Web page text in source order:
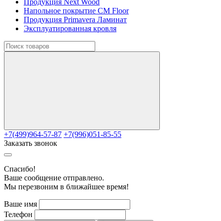
Продукция Next Wood
Напольное покрытие CM Floor
Продукция Primavera Ламинат
Эксплуатированная кровля
+7(499)964-57-87 +7(996)051-85-55
Заказать звонок
Cпасибо!
Ваше сообщение отправлено.
Мы перезвоним в ближайшее время!
Ваше имя
Телефон